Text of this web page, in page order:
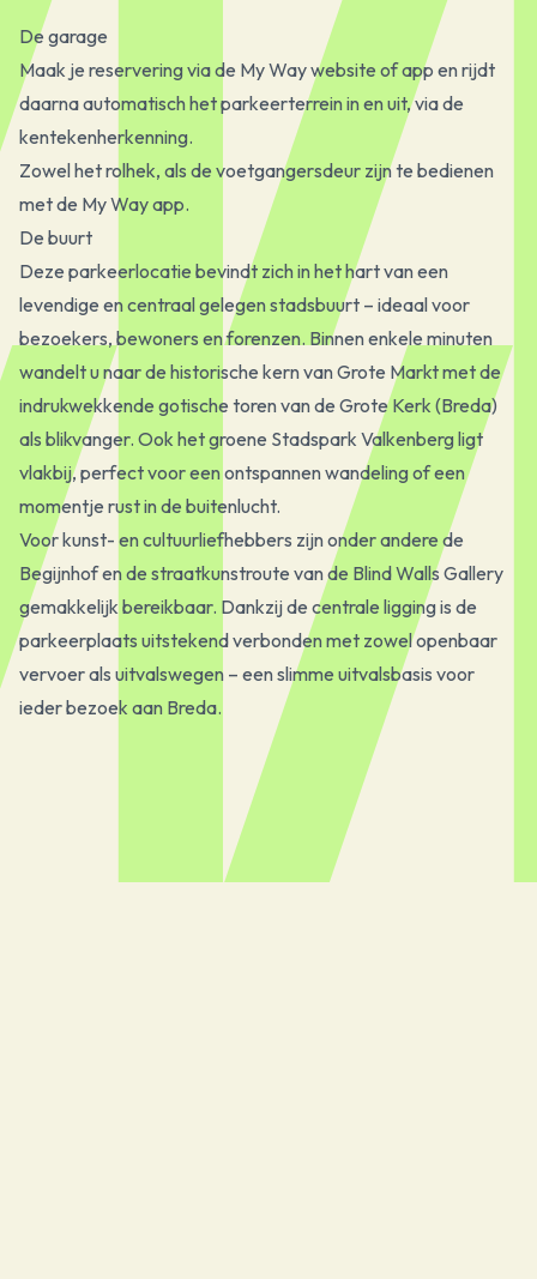
De garage
Maak je reservering via de My Way website of app en rijdt
daarna automatisch het parkeerterrein in en uit, via de
kentekenherkenning.
Zowel het rolhek, als de voetgangersdeur zijn te bedienen
met de My Way app.
De buurt
Deze parkeerlocatie bevindt zich in het hart van een
levendige en centraal gelegen stadsbuurt – ideaal voor
bezoekers, bewoners en forenzen. Binnen enkele minuten
wandelt u naar de historische kern van Grote Markt met de
indrukwekkende gotische toren van de Grote Kerk (Breda)
als blikvanger. Ook het groene Stadspark Valkenberg ligt
vlakbij, perfect voor een ontspannen wandeling of een
momentje rust in de buitenlucht.
Voor kunst- en cultuurliefhebbers zijn onder andere de
Begijnhof en de straatkunstroute van de Blind Walls Gallery
gemakkelijk bereikbaar. Dankzij de centrale ligging is de
parkeerplaats uitstekend verbonden met zowel openbaar
vervoer als uitvalswegen – een slimme uitvalsbasis voor
ieder bezoek aan Breda.